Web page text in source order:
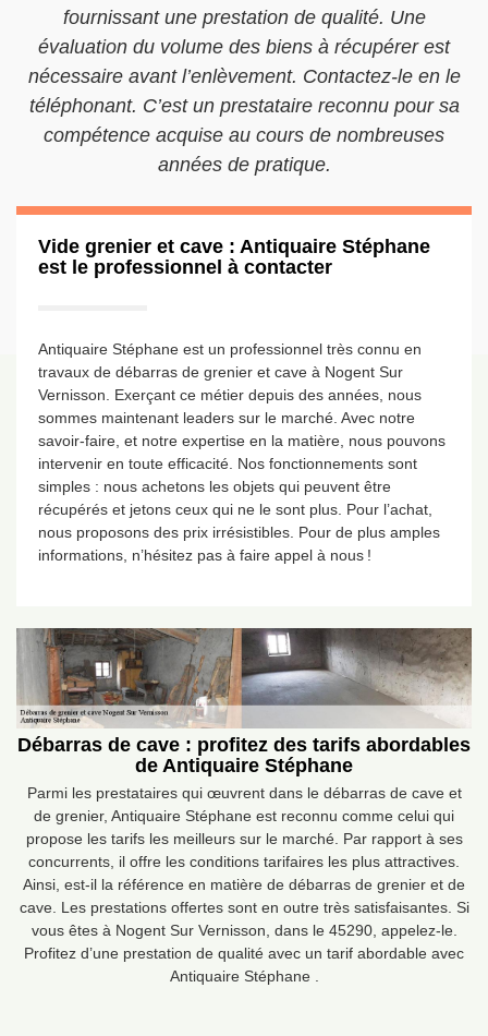
fournissant une prestation de qualité. Une
évaluation du volume des biens à récupérer est
nécessaire avant l’enlèvement. Contactez-le en le
téléphonant. C’est un prestataire reconnu pour sa
compétence acquise au cours de nombreuses
années de pratique.
Vide grenier et cave : Antiquaire Stéphane
est le professionnel à contacter
Antiquaire Stéphane est un professionnel très connu en
travaux de débarras de grenier et cave à Nogent Sur
Vernisson. Exerçant ce métier depuis des années, nous
sommes maintenant leaders sur le marché. Avec notre
savoir-faire, et notre expertise en la matière, nous pouvons
intervenir en toute efficacité. Nos fonctionnements sont
simples : nous achetons les objets qui peuvent être
récupérés et jetons ceux qui ne le sont plus. Pour l’achat,
nous proposons des prix irrésistibles. Pour de plus amples
informations, n’hésitez pas à faire appel à nous !
Débarras de cave : profitez des tarifs abordables
de Antiquaire Stéphane
Parmi les prestataires qui œuvrent dans le débarras de cave et
de grenier, Antiquaire Stéphane est reconnu comme celui qui
propose les tarifs les meilleurs sur le marché. Par rapport à ses
concurrents, il offre les conditions tarifaires les plus attractives.
Ainsi, est-il la référence en matière de débarras de grenier et de
cave. Les prestations offertes sont en outre très satisfaisantes. Si
vous êtes à Nogent Sur Vernisson, dans le 45290, appelez-le.
Profitez d’une prestation de qualité avec un tarif abordable avec
Antiquaire Stéphane .